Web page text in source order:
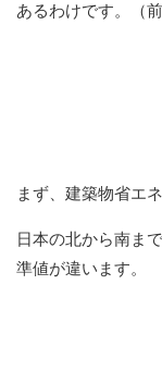
あるわけです。（
まず、建築物省エ
日本の北から南ま
準値が違います。